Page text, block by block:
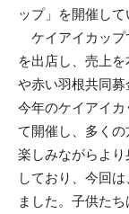
ップ」を開催して
ケイアイカップ
を出店し、売上
や赤い羽根共同
今年のケイアイ
て開催し、多くの
楽しみながらよ
しており、今回
ました。子供た